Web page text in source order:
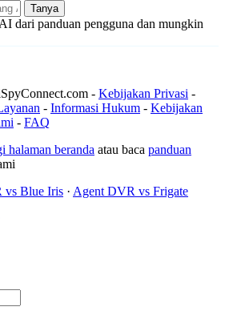
Tanya
dari panduan pengguna dan mungkin
- Kebijakan Privasi -
- Informasi Hukum - Kebijakan
- FAQ
halaman beranda atau baca panduan
vs Blue Iris · Agent DVR vs Frigate